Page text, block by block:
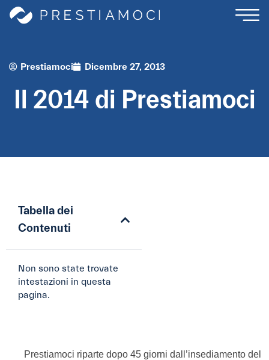
Prestiamoci Dicembre 27, 2013
Il 2014 di Prestiamoci
Tabella dei
Contenuti
Non sono state trovate
intestazioni in questa
pagina.
Prestiamoci riparte dopo 45 giorni dall’insediamento del